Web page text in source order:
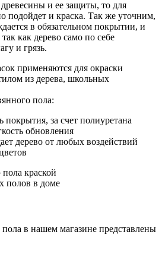
и ее защиты, то для
подойдет и краска. Так же уточним,
в обязательном покрытии, и
как дерево само по себе
и грязь.
применяются для окраски
из дерева, школьных
пола:
покрытия, за счет полиуретана
обновления
дерево от любых воздействий
в нашем магазине представлены